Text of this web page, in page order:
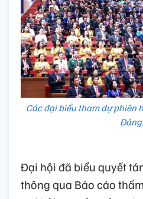
Các đại biểu tham dự phiên
Đảng.
Đại hội đã biểu quyết
thông qua Báo cáo